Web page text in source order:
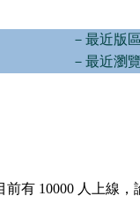
－最近版
－最近瀏
前有 10000 人上線